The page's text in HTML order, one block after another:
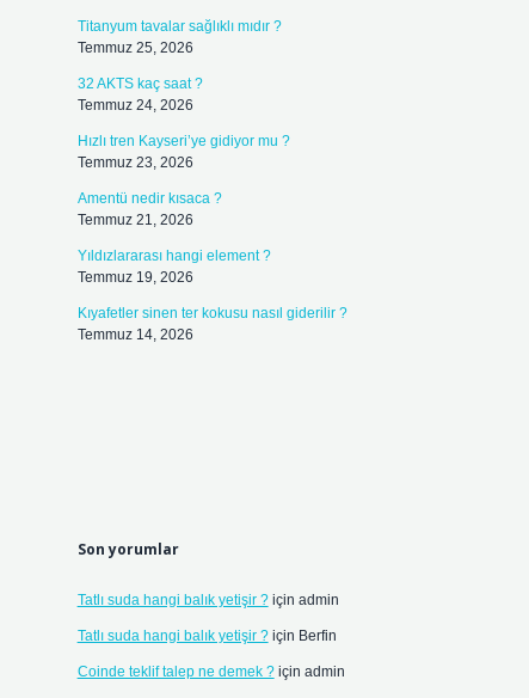
Titanyum tavalar sağlıklı mıdır ?
Temmuz 25, 2026
32 AKTS kaç saat ?
Temmuz 24, 2026
Hızlı tren Kayseri’ye gidiyor mu ?
Temmuz 23, 2026
Amentü nedir kısaca ?
Temmuz 21, 2026
Yıldızlararası hangi element ?
Temmuz 19, 2026
Kıyafetler sinen ter kokusu nasıl giderilir ?
Temmuz 14, 2026
Son yorumlar
Tatlı suda hangi balık yetişir ?için admin
Tatlı suda hangi balık yetişir ?için Berfin
Coinde teklif talep ne demek ?için admin